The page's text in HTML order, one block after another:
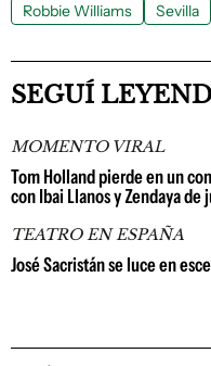
Robbie Williams Sevilla
SEGUÍ
MOMENTO VIRAL
Tom Holland pierde en un
con Ibai Llanos y Zendaya de
TEATRO EN ESPAÑA
José Sacristán se luce en